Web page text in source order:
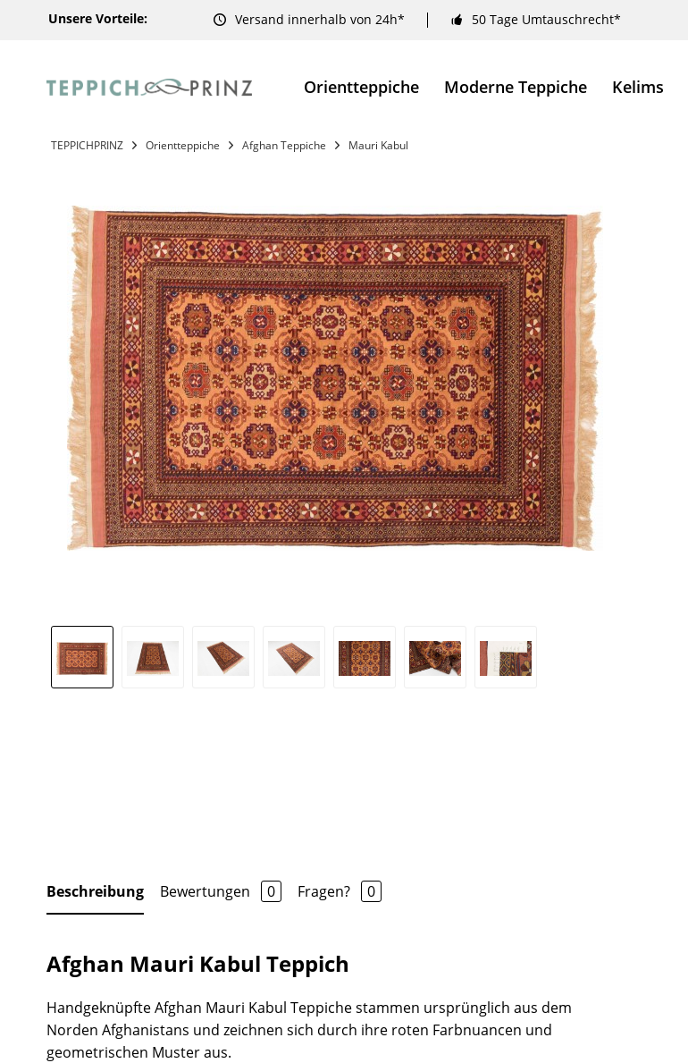
Unsere Vorteile: Versand innerhalb von 24h* 50 Tage Umtauschrecht*
Orientteppiche Moderne Teppiche Kelims
TEPPICHPRINZ Orientteppiche Afghan Teppiche Mauri Kabul
Beschreibung Bewertungen 0 Fragen? 0
Afghan Mauri Kabul Teppich
Handgeknüpfte Afghan Mauri Kabul Teppiche stammen ursprünglich aus dem
Norden Afghanistans und zeichnen sich durch ihre roten Farbnuancen und
geometrischen Muster aus.